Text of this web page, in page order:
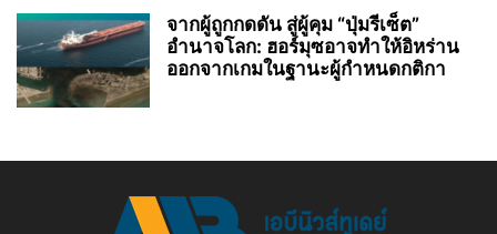
จากผู้ถูกกดดัน สู่ผู้คุม “ปุ่มรีเซ็ต”
อำนาจโลก: ฮอร์มุซอาจทำให้อิหร่าน
ออกจากเกมในฐานะผู้กำหนดกติกา